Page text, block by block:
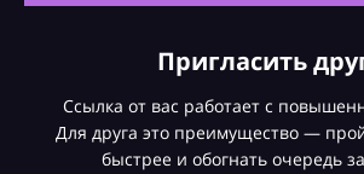
Пригласить
Ссылка от вас работает с
Для друга это преимущество —
быстрее и обогнать очередь